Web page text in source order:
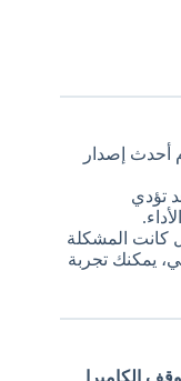
أحدث إصدار
تؤدي
كانت المشكلة
يمكنك تجربة